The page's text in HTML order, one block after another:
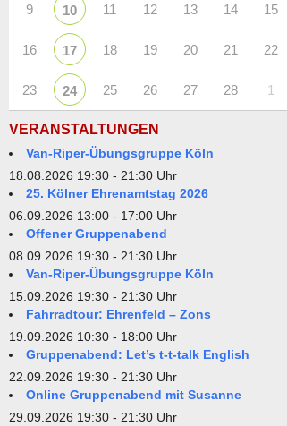
9 10 11 12 13 14 15
16 17 18 19 20 21 22
23 24 25 26 27 28 1
VERANSTALTUNGEN
Van-Riper-Übungsgruppe Köln
18.08.2026 19:30 - 21:30 Uhr
25. Kölner Ehrenamtstag 2026
06.09.2026 13:00 - 17:00 Uhr
Offener Gruppenabend
08.09.2026 19:30 - 21:30 Uhr
Van-Riper-Übungsgruppe Köln
15.09.2026 19:30 - 21:30 Uhr
Fahrradtour: Ehrenfeld – Zons
19.09.2026 10:30 - 18:00 Uhr
Gruppenabend: Let’s t-t-talk English
22.09.2026 19:30 - 21:30 Uhr
Online Gruppenabend mit Susanne
29.09.2026 19:30 - 21:30 Uhr